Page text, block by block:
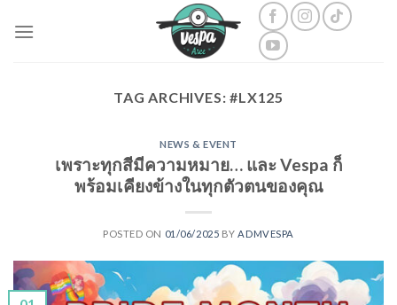
TAG ARCHIVES:#LX125
NEWS & EVENT
เพราะทุกสีมีความหมาย… และ Vespa ก็
พร้อมเคียงข้างในทุกตัวตนของคุณ
POSTED ON 01/06/2025 BY ADMVESPA